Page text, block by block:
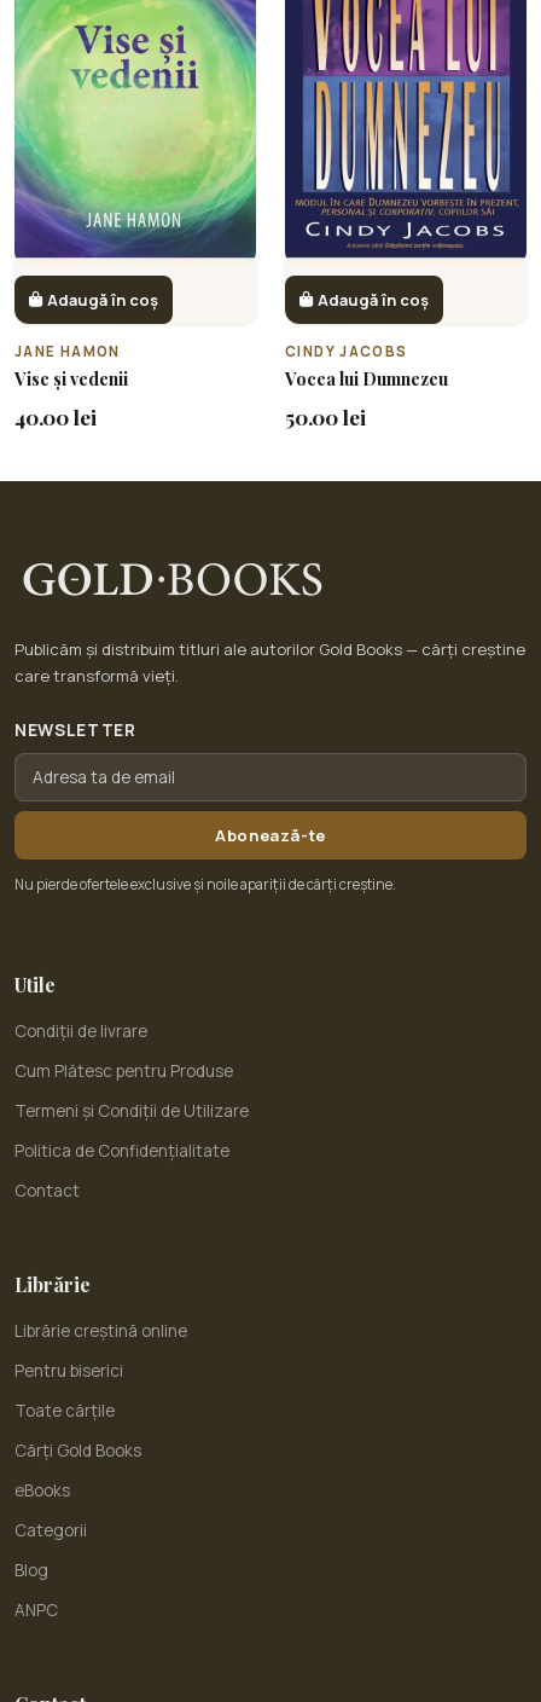
Adaugă în coș
JANE HAMON
Vise și vedenii
40.00 lei
Adaugă în coș
CINDY JACOBS
Vocea lui Dumnezeu
50.00 lei
Publicăm și distribuim titluri ale autorilor Gold Books — cărți creștine
care transformă vieți.
NEWSLETTER
Abonează-te
Nu pierde ofertele exclusive și noile apariții de cărți creștine.
Utile
Condiții de livrare
Cum Plătesc pentru Produse
Termeni și Condiții de Utilizare
Politica de Confidențialitate
Contact
Librărie
Librărie creștină online
Pentru biserici
Toate cărțile
Cărți Gold Books
eBooks
Categorii
Blog
ANPC